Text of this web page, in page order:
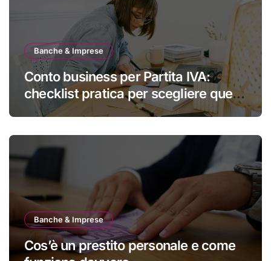
Banche & Imprese
Conto business per Partita IVA:
checklist pratica per scegliere quello
giusto
Banche & Imprese
Cos’è un prestito personale e come